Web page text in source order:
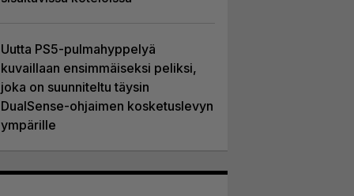
Uutta PS5-pulmahyppelyä
kuvaillaan ensimmäiseksi peliksi,
joka on suunniteltu täysin
DualSense-ohjaimen kosketuslevyn
ympärille